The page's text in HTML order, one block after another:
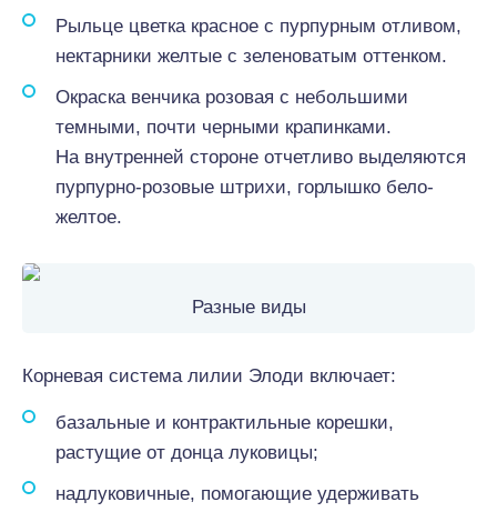
Рыльце цветка красное с пурпурным отливом,
нектарники желтые с зеленоватым оттенком.
Окраска венчика розовая с небольшими
темными, почти черными крапинками.
На внутренней стороне отчетливо выделяются
пурпурно-розовые штрихи, горлышко бело-
желтое.
Разные виды
Корневая система лилии Элоди включает:
базальные и контрактильные корешки,
растущие от донца луковицы;
надлуковичные, помогающие удерживать